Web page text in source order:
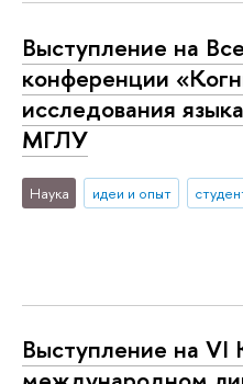
Выступление на
конференции
исследования
МГЛУ
Наука идеи и опыт
Выступление на VI